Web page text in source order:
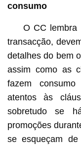
consumo
O CC lembra
transacção,
detalhes do bem
assim como as
fazem
atentos às
sobretudo se
promoções
se esqueçam